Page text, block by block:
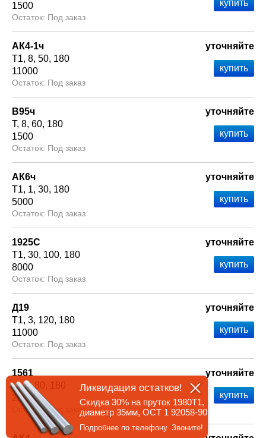
1500
Под заказ
АК4-1ч
Т1 8 50 180
11000
Под заказ
уточняйте
В95ч
Т 8 60 180
1500
Под заказ
уточняйте
АК6ч
Т1 1 30 180
5000
Под заказ
уточняйте
1925С
Т1 30 100 180
8000
Под заказ
уточняйте
Д19
Т1 3 120 180
11000
Под заказ
уточняйте
1561
М 3 80
180
2000
Под заказ
уточняйте
Ликвидация остатков!
Скидка 30% на пруток 1980Т1,
диаметр 35мм, ОСТ 1 92058-90
Подробнее по телефону. Звоните!